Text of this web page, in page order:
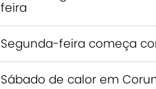
feira
Segunda-feira começa
Sábado de calor em